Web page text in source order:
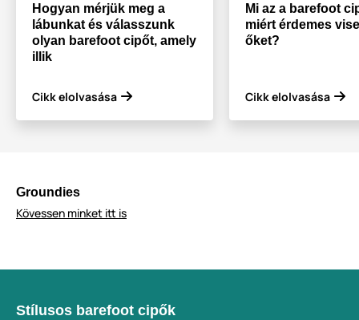
Hogyan mérjük meg a
lábunkat és válasszunk
olyan barefoot cipőt, amely
illik
Cikk elolvasása
Mi az a barefoot
miért érdemes
őket?
Cikk elolvasása
Groundies
Kövessen minket itt is
Stílusos barefoot cipők